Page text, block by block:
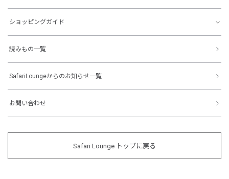
ショッピングガイド
読みもの一覧
SafariLoungeからのお知らせ一覧
お問い合わせ
Safari Lounge トップに戻る